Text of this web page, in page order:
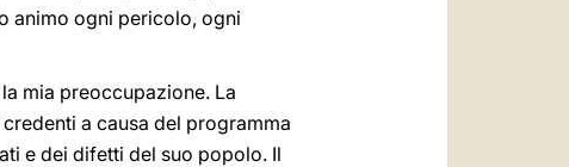
animo ogni pericolo, ogni
mia preoccupazione. La
a causa del programma
e dei difetti del suo popolo. Il